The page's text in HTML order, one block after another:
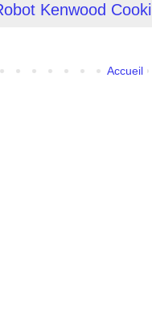
Kenwood
Accueil